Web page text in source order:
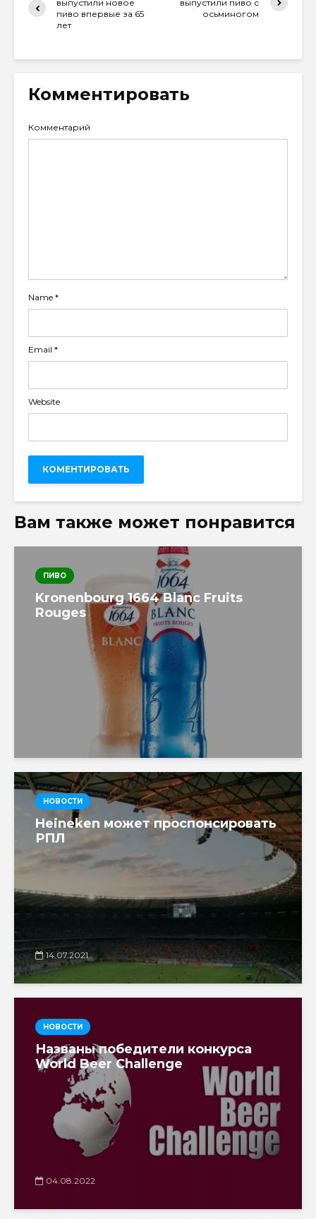
выпустили новое
пиво впервые за 65
лет
выпустили пиво с
осьминогом
Комментировать
Комментарий
Name *
Email *
Website
Вам также может понравится
ПИВО
Kronenbourg 1664 Blanc Fruits
Rouges
НОВОСТИ
Heineken может проспонсировать
РПЛ
14.07.2021
НОВОСТИ
Названы победители конкурса
World Beer Challenge
04.08.2022